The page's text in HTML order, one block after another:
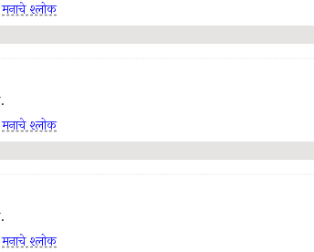
मनाचे श्लोक
मनाचे श्लोक
मनाचे श्लोक